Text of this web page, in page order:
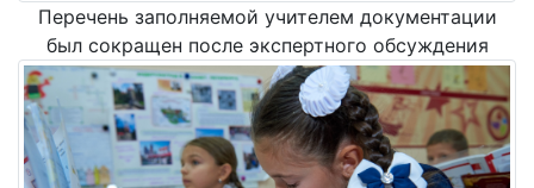
Перечень заполняемой учителем документации
был сокращен после экспертного обсуждения